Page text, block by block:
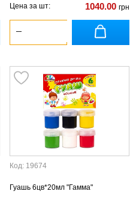
Цена за шт:
1040.00 грн
Код: 19674
Гуашь 6цв*20мл "Гамма"